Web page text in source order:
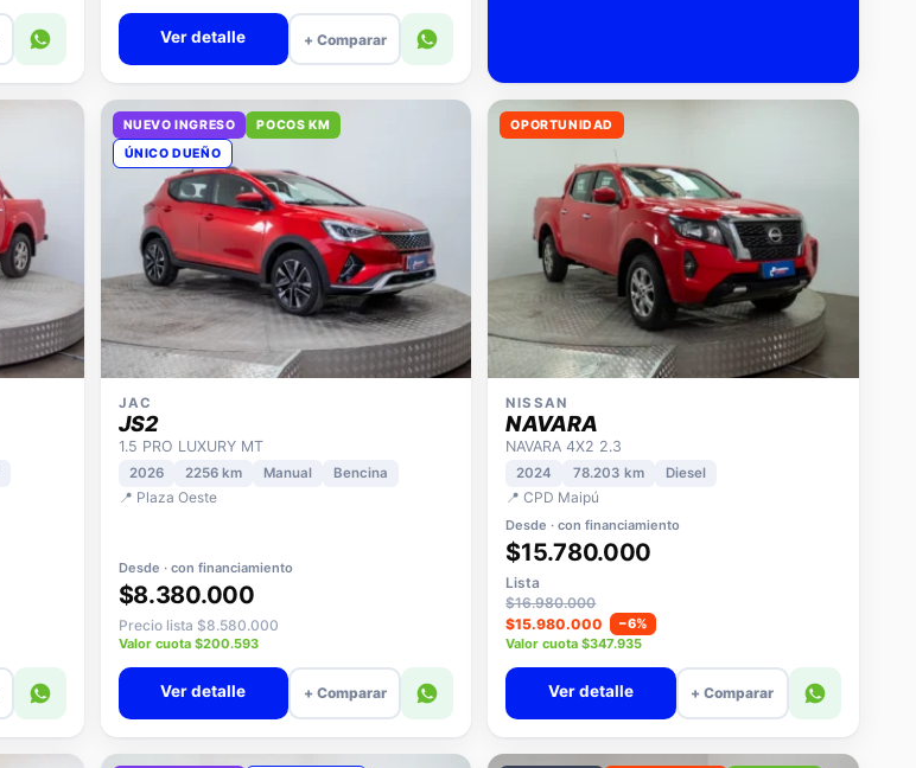
Ver detalle + Comparar
NUEVO INGRESO
POCOS KM
ÚNICO DUEÑO
JAC
JS2
1.5 PRO LUXURY MT
2026 2256 km Manual Bencina
📍 Plaza Oeste
Desde · con financiamiento
$8.380.000
Precio lista $8.580.000
Valor cuota $200.593
Ver detalle + Comparar
OPORTUNIDAD
NISSAN
NAVARA
NAVARA 4X2 2.3
2024 78.203 km Diesel
📍 CPD Maipú
Desde · con financiamiento
$15.780.000
Lista
$16.980.000
$15.980.000
−6%
Valor cuota $347.935
Ver detalle + Comparar